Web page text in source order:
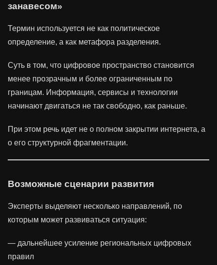
занавесом»
Термин используется не как политическое
определение, а как метафора разделения.
Суть в том, что цифровое пространство становится
менее прозрачным и более ограниченным по
границам. Информация, сервисы и технологии
начинают двигаться не так свободно, как раньше.
При этом речь идет не о полном закрытии интернета, а
о его структурной фрагментации.
Возможные сценарии развития
Эксперты выделяют несколько направлений, по
которым может развиваться ситуация:
— дальнейшее усиление региональных цифровых
правил